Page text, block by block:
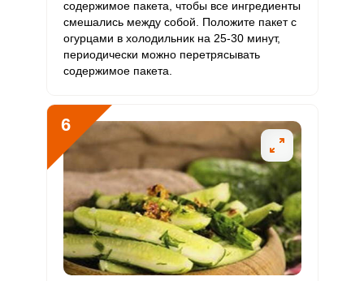
содержимое пакета, чтобы все ингредиенты
смешались между собой. Положите пакет с
огурцами в холодильник на 25-30 минут,
периодически можно перетрясывать
содержимое пакета.
6